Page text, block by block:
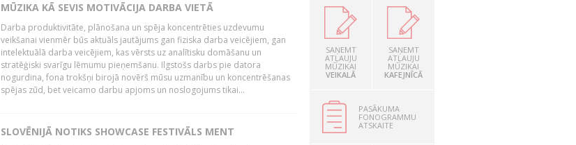
MŪZIKA KĀ SEVIS MOTIVĀCIJA DARBA VIETĀ
Darba produktivitāte, plānošana un spēja koncentrēties uzdevumu
veikšanai vienmēr būs aktuāls jautājums gan fiziska darba veicējiem, gan
intelektuālā darba veicējiem, kas vērsts uz analītisku domāšanu un
stratēģiski svarīgu lēmumu pieņemšanu. Ilgstošs darbs pie datora
nogurdina, fona trokšņi birojā novērš mūsu uzmanību un koncentrēšanas
spējas zūd, bet veicamo darbu apjoms un noslogojums tikai...
SLOVĒNIJĀ NOTIKS SHOWCASE FESTIVĀLS MENT
SAŅEMT
ATĻAUJU
MŪZIKAI
VEIKALĀ
SAŅEMT
ATĻAUJU
MŪZIKAI
KAFEJNĪCĀ
PASĀKUMA
FONOGRAMMU
ATSKAITE